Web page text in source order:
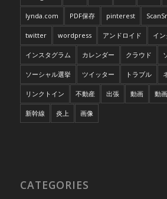
lynda.com PDF保存 pinterest
twitter wordpress アンドロイド イ
インスタグラム カレンダー クラウド
ソーシャル選挙 ツイッター トラブル
リンクトイン 不動産 出張 動画 動
新幹線 炎上 画像
CATEGORIES